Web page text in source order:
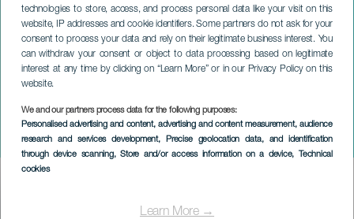
technologies to store, access, and process personal data like your visit on this
website, IP addresses and cookie identifiers. Some partners do not ask for your
consent to process your data and rely on their legitimate business interest. You
can withdraw your consent or object to data processing based on legitimate
interest at any time by clicking on “Learn More” or in our Privacy Policy on this
website.
We and our partners process data for the following purposes:
Personalised advertising and content, advertising and content measurement, audience
research and services development, Precise geolocation data, and identification
through device scanning, Store and/or access information on a device, Technical
cookies
Learn More →
24 Masdanza
EL HIERRO